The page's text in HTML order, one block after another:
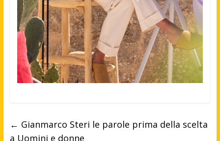
← Gianmarco Steri le parole prima della scelta
a Uomini e donne